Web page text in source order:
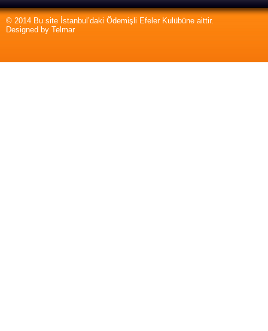
© 2014 Bu site İstanbul’daki Ödemişli Efeler Kulübüne aittir.
Designed by Telmar